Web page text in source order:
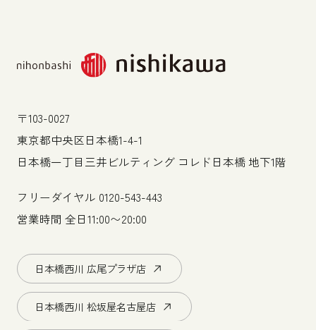
〒103-0027
東京都中央区日本橋1-4-1
日本橋一丁目三井ビルティング コレド日本橋 地下1階
フリーダイヤル 0120-543-443
営業時間 全日11:00〜20:00
日本橋西川 広尾プラザ店
日本橋西川 松坂屋名古屋店